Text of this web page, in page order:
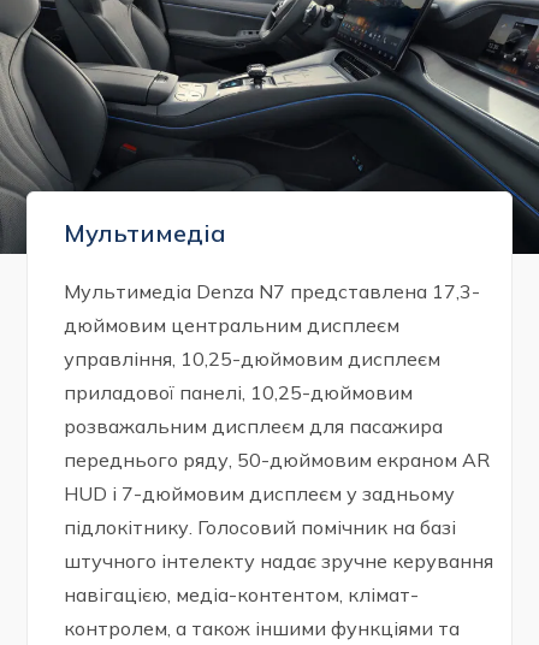
Мультимедіа
Мультимедіа Denza N7 представлена 17,3-
дюймовим центральним дисплеєм
управління, 10,25-дюймовим дисплеєм
приладової панелі, 10,25-дюймовим
розважальним дисплеєм для пасажира
переднього ряду, 50-дюймовим екраном AR
HUD і 7-дюймовим дисплеєм у задньому
підлокітнику. Голосовий помічник на базі
штучного інтелекту надає зручне керування
навігацією, медіа-контентом, клімат-
контролем, а також іншими функціями та